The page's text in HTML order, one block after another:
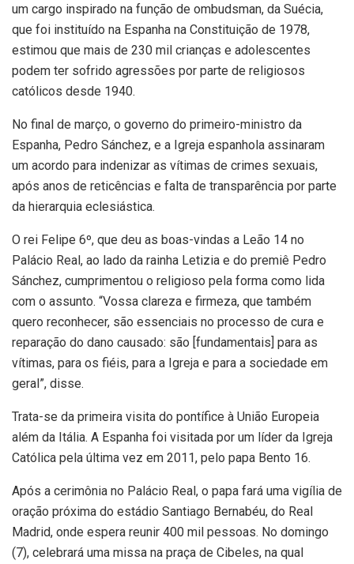
um cargo inspirado na função de ombudsman, da Suécia,
que foi instituído na Espanha na Constituição de 1978,
estimou que mais de 230 mil crianças e adolescentes
podem ter sofrido agressões por parte de religiosos
católicos desde 1940.
No final de março, o governo do primeiro-ministro da
Espanha, Pedro Sánchez, e a Igreja espanhola assinaram
um acordo para indenizar as vítimas de crimes sexuais,
após anos de reticências e falta de transparência por parte
da hierarquia eclesiástica.
O rei Felipe 6º, que deu as boas-vindas a Leão 14 no
Palácio Real, ao lado da rainha Letizia e do premiê Pedro
Sánchez, cumprimentou o religioso pela forma como lida
com o assunto. “Vossa clareza e firmeza, que também
quero reconhecer, são essenciais no processo de cura e
reparação do dano causado: são [fundamentais] para as
vítimas, para os fiéis, para a Igreja e para a sociedade em
geral”, disse.
Trata-se da primeira visita do pontífice à União Europeia
além da Itália. A Espanha foi visitada por um líder da Igreja
Católica pela última vez em 2011, pelo papa Bento 16.
Após a cerimônia no Palácio Real, o papa fará uma vigília de
oração próxima do estádio Santiago Bernabéu, do Real
Madrid, onde espera reunir 400 mil pessoas. No domingo
(7), celebrará uma missa na praça de Cibeles, na qual